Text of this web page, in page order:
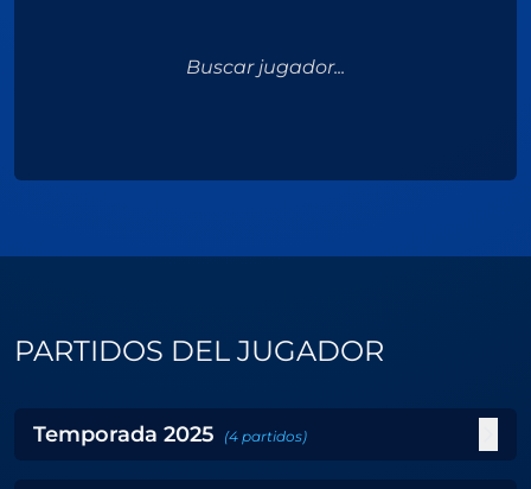
Buscar jugador...
PARTIDOS DEL JUGADOR
Temporada 2025 (4 partidos)